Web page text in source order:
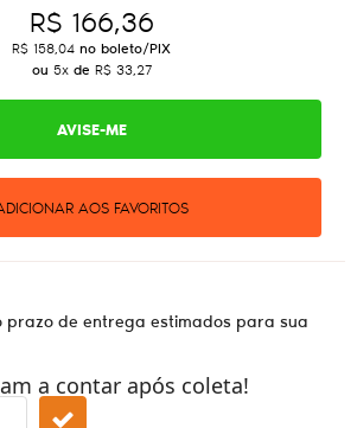
R$ 166,36
R$ 158,04 no boleto/PIX
ou 5xde R$ 33,27
AVISE-ME
AOS FAVORITOS
prazo de entrega estimados para sua
a contar após coleta!